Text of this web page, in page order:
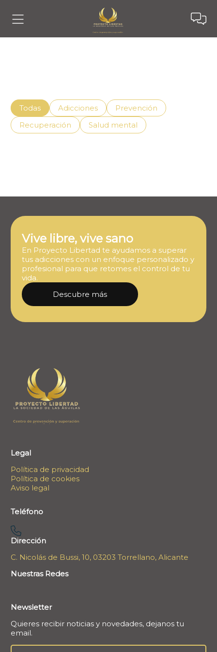
Todas Adicciones
Prevención
Recuperación
Salud mental
Vive libre, vive sano
En Proyecto Libertad te ayudamos a superar
tus adicciones con un enfoque personalizado y
profesional para que retomes el control de tu
vida.
Descubre más
Legal
Política de privacidad
Política de cookies
Aviso legal
Teléfono
Dirección
C. Nicolás de Bussi, 10, 03203 Torrellano, Alicante
Nuestras Redes
Newsletter
Quieres recibir noticias y novedades, dejanos tu
email.